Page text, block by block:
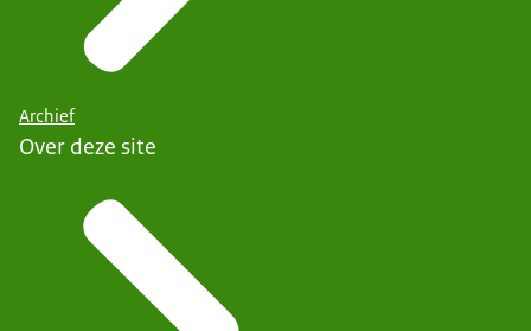
Archief
Over deze site